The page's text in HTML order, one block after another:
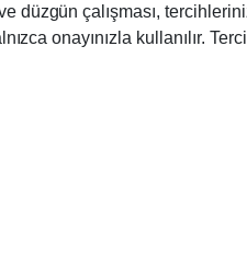
düzgün çalışması,
onayınızla kullanılır.